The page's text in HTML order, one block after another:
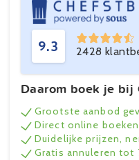
9.3 2428
Daarom boek je bij
Grootste aanbod
Direct online boeken
Duidelijke prijzen,
Gratis annuleren tot